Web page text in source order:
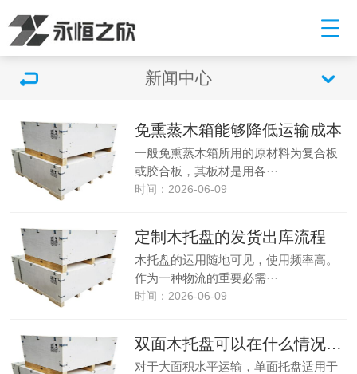
新闻中心
免熏蒸木箱能够降低运输成本
一般免熏蒸木箱所用的原材料为复合板
或胶合板，其板材是用各···
时间：2026-06-09
定制木托盘的发货出库流程
木托盘的运用随地可见，使用频率高。
作为一种物流的重要必需···
时间：2026-06-09
双面木托盘可以在什么情况下使用
对于大面积水平运输，单面托盘适用于